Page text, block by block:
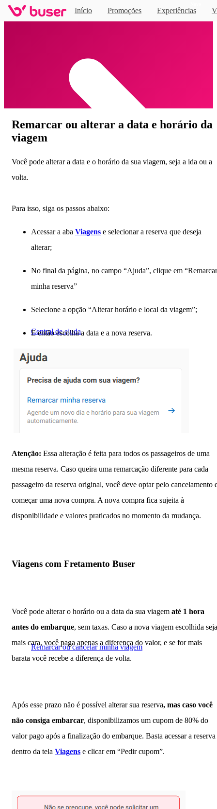
Início Promoções Experiências
Home
Central de ajuda
Remarcar ou cancelar minha viagem
Remarcar ou alterar a data e horário da
viagem
Você pode alterar a data e o horário da sua viagem, seja a ida ou a
volta.
Para isso, siga os passos abaixo:
Acessar a aba Viagens e selecionar a reserva que deseja
alterar;
No final da página, no campo “Ajuda”, clique em “Remarcar
minha reserva”
Selecione a opção “Alterar horário e local da viagem”;
E então escolha a data e a nova reserva.
Atenção: Essa alteração é feita para todos os passageiros de uma
mesma reserva. Caso queira uma remarcação diferente para cada
passageiro da reserva original, você deve optar pelo cancelamento
começar uma nova compra. A nova compra fica sujeita à
disponibilidade e valores praticados no momento da mudança.
Viagens com Fretamento Buser
Você pode alterar o horário ou a data da sua viagem até 1 hora
antes do embarque, sem taxas. Caso a nova viagem escolhida seja
mais cara, você paga apenas a diferença do valor, e se for mais
barata você recebe a diferença de volta.
Após esse prazo não é possível alterar sua reserva, mas caso você
não consiga embarcar, disponibilizamos um cupom de 80% do
valor pago após a finalização do embarque. Basta acessar a reserva
dentro da tela Viagens e clicar em “Pedir cupom”.